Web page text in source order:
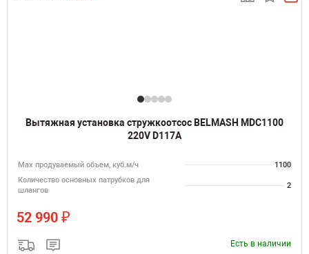
Вытяжная установка стружкоотсос BELMASH MDC1100
220V D117A
Мах продуваемый объем, куб.м/ч
1100
Количество основных патрубков для
шлангов
2
52 990 ₽
Есть в наличии